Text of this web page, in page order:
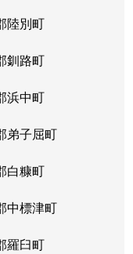
陸別町
釧路町
浜中町
弟子屈町
白糠町
中標津町
羅臼町